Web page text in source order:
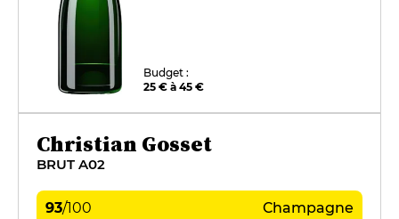
Budget :
25 € à 45 €
Christian Gosset
BRUT A02
93/100 Champagne